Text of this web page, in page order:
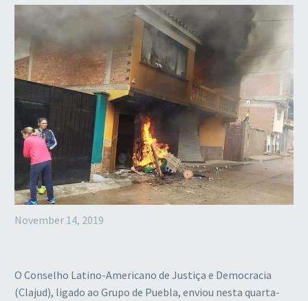
November 14, 2019
O Conselho Latino-Americano de Justiça e Democracia
(Clajud), ligado ao Grupo de Puebla, enviou nesta quarta-